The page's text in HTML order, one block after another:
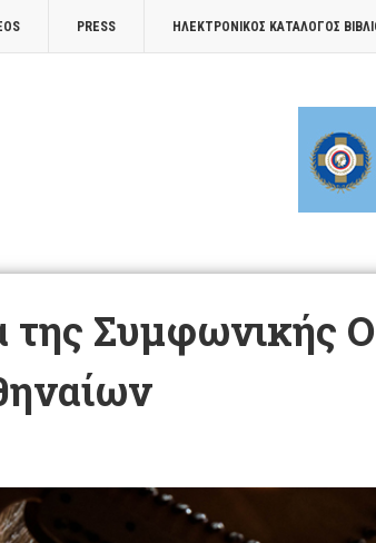
PRESS ΗΛΕΚΤΡΟΝΙΚΟΣ ΚΑΤΑΛΟΓΟΣ
της Συμφωνικής